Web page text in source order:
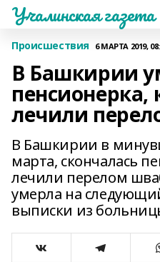
Учалинская газета
Происшествия 6 МАРТА 2019,
В Башкирии
пенсионерка,
лечили
В Башкирии в
марта, скончалась
лечили перелом
умерла на
выписки из